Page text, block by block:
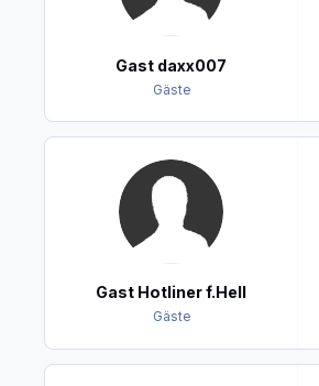
Gast daxx007
Gäste
Gast Hotliner f.Hell
Gäste